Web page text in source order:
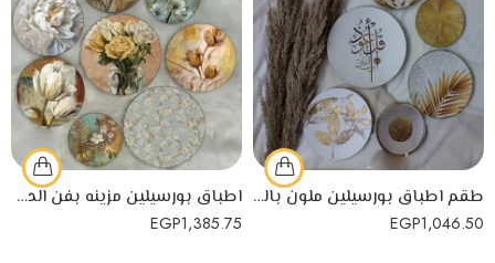
طقم اطباق بورسيلين ملون بالديكوباج للتعليق على الحائط-قل اعوذ برب الفلق
EGP1,046.50
اطباق بورسيلين مزينه بفن الديكوباج للتعليق على الحائط علي شكل ورود
EGP1,385.75